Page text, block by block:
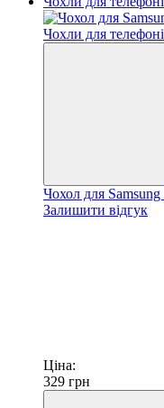
Чохол для
Залишити відгук
Ціна:
329 грн